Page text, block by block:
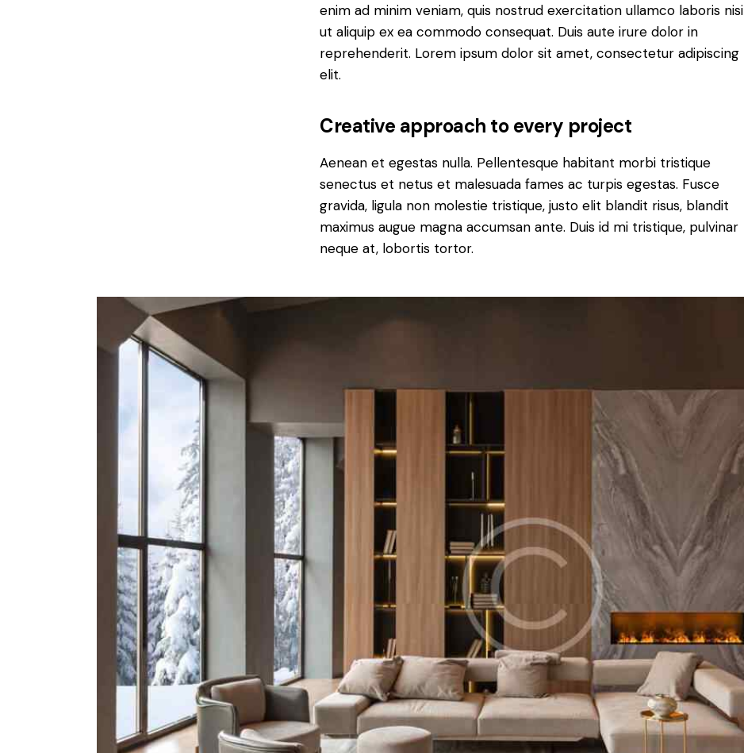
enim ad minim veniam, quis nostrud exercitation ullamco laboris nisi
ut aliquip ex ea commodo consequat. Duis aute irure dolor in
reprehenderit. Lorem ipsum dolor sit amet, consectetur adipiscing
elit.
Creative approach to every project
Aenean et egestas nulla. Pellentesque habitant morbi tristique
senectus et netus et malesuada fames ac turpis egestas. Fusce
gravida, ligula non molestie tristique, justo elit blandit risus, blandit
maximus augue magna accumsan ante. Duis id mi tristique, pulvinar
neque at, lobortis tortor.